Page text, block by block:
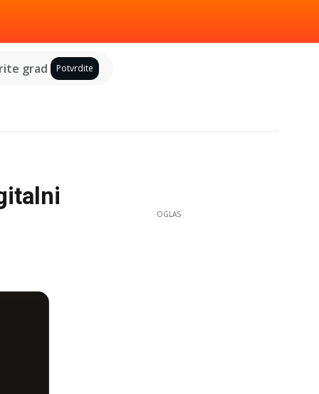
grad Potvrdite
OGLAS